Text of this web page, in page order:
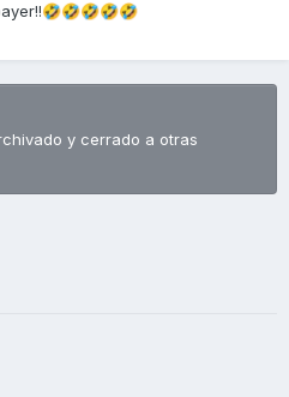
🤣🤣🤣🤣🤣
y cerrado a otras